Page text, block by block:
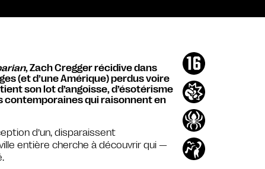
, Zach Cregger récidive dans
(et d’une Amérique) perdus voire
son lot d’angoisse, d’ésotérisme
contemporaines qui raisonnent en
d’un, disparaissent
entière cherche à découvrir qui —